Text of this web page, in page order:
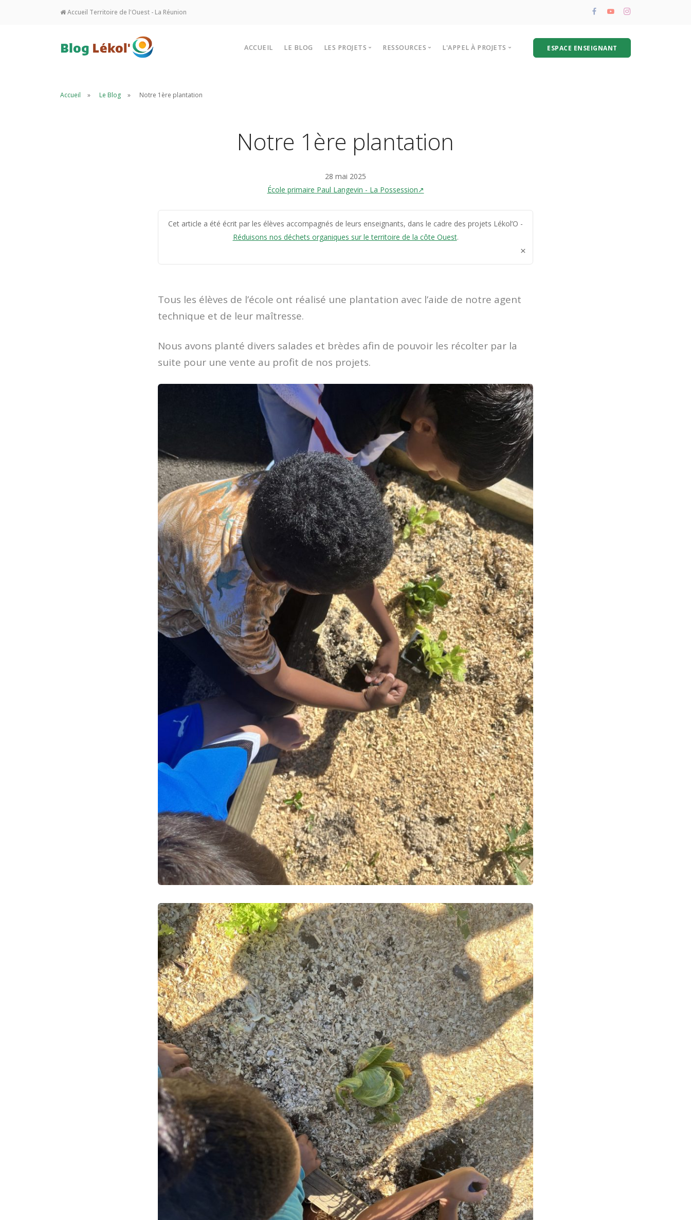
Accueil Territoire de l'Ouest - La Réunion
ACCUEIL LE BLOG LES PROJETS RESSOURCES L'APPEL À PROJETS ESPACE ENSEIGNANT
Accueil Le Blog Notre 1ère plantation
Notre 1ère plantation
28 mai 2025
École primaire Paul Langevin - La Possession↗
Cet article a été écrit par les élèves accompagnés de leurs enseignants, dans le cadre des projets Lékol’O -
Réduisons nos déchets organiques sur le territoire de la côte Ouest.
×
Tous les élèves de l’école ont réalisé une plantation avec l’aide de notre agent
technique et de leur maîtresse.
Nous avons planté divers salades et brèdes afin de pouvoir les récolter par la
suite pour une vente au profit de nos projets.